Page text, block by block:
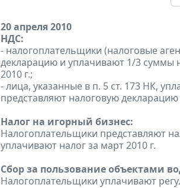
20 апреля 2010
НДС:
- налогоплательщики (налоговые
декларацию и уплачивают 1/3 суммы
2010 г.;
- лица, указанные в п. 5 ст. 173 НК,
представляют налоговую декларацию
Налог на игорный бизнес:
Налогоплательщики представляют
уплачивают налог за март 2010 г.
Сбор за пользование объектами
Налогоплательщики уплачивают